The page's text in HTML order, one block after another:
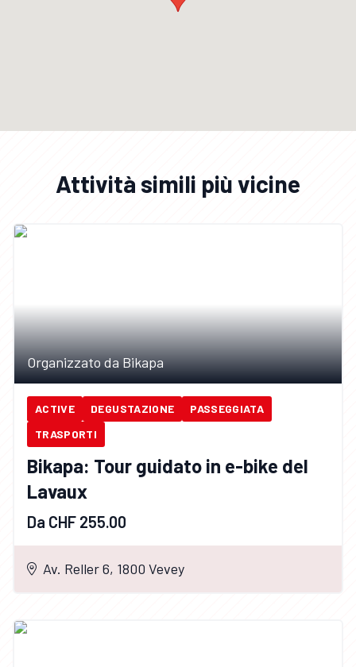
Attività simili più vicine
Organizzato da Bikapa
ACTIVE DEGUSTAZIONE
PASSEGGIATA
TRASPORTI
Bikapa: Tour guidato in e-bike del
Lavaux
Da CHF 255.00
Av. Reller 6, 1800 Vevey